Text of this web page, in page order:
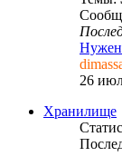
Нужен
26
Хранилище